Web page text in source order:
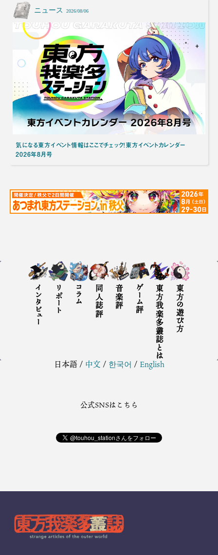
ニュース 2026/08/06
気になる東方イベント情報はここでチェック！東方イベントカレンダー
2026年8月号
インタビュー リポート コラム 同人誌評 音楽評 ゲーム評 東方我楽多叢誌とは 東方の遊び方
日本語/ 中文 / 한국어 / English
公式SNSはこちら